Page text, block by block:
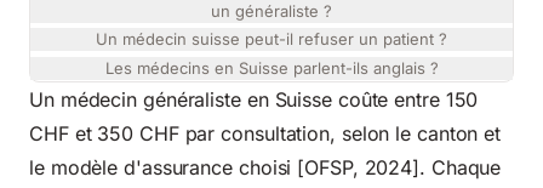
un généraliste ?
Un médecin suisse peut-il refuser un patient ?
Les médecins en Suisse parlent-ils anglais ?
Un médecin généraliste en Suisse coûte entre 150
CHF et 350 CHF par consultation, selon le canton et
le modèle d'assurance choisi [OFSP, 2024]. Chaque